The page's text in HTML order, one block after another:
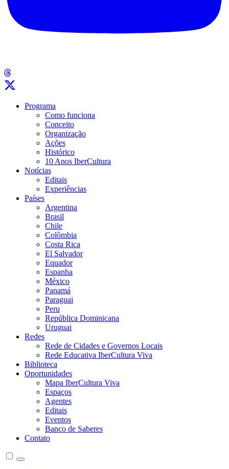
Programa
Como funciona
Conceito
Organização
Ações
Histórico
10 Anos IberCultura
Notícias
Editais
Experiências
Países
Argentina
Brasil
Chile
Colômbia
Costa Rica
El Salvador
Equador
Espanha
México
Panamá
Paraguai
Peru
República Dominicana
Uruguai
Redes
Rede de Cidades e Governos Locais
Rede Educativa IberCultura Viva
Biblioteca
Oportunidades
Mapa IberCultura Viva
Espaços
Agentes
Editais
Eventos
Banco de Saberes
Contato